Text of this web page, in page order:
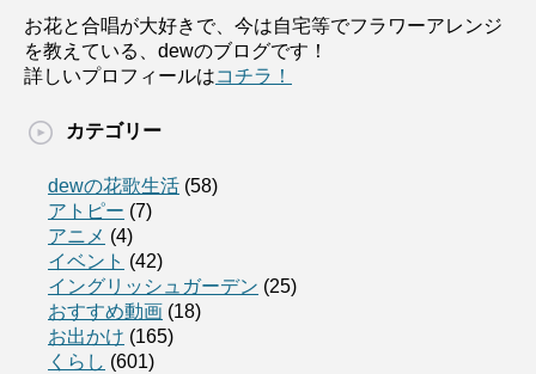
お花と合唱が大好きで、今は自宅等でフラワーアレンジ
を教えている、dewのブログです！
詳しいプロフィールはコチラ！
カテゴリー
dewの花歌生活 (58)
アトピー (7)
アニメ (4)
イベント (42)
イングリッシュガーデン (25)
おすすめ動画 (18)
お出かけ (165)
くらし (601)